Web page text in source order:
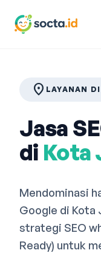
location_on LAYANAN
Jasa
di Kota
Mendominasi
Google di Kota
strategi SEO
Ready) untuk